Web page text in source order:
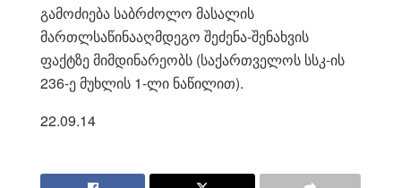
გამოძიება საბრძოლო მასალის
მართლსაწინააღმდეგო შეძენა-შენახვის
ფაქტზე მიმდინარეობს (საქართველოს სსკ-ის
236-ე მუხლის 1-ლი ნაწილით).
22.09.14